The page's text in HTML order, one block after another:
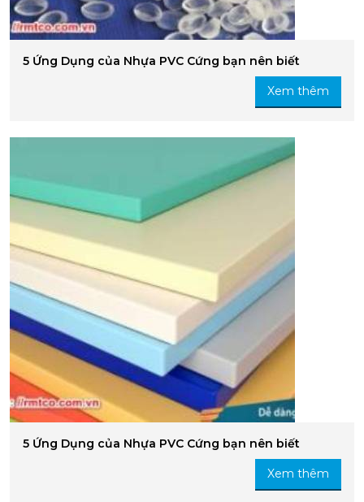
5 Ứng Dụng của Nhựa PVC Cứng bạn nên biết
Xem thêm
5 Ứng Dụng của Nhựa PVC Cứng bạn nên biết
Xem thêm